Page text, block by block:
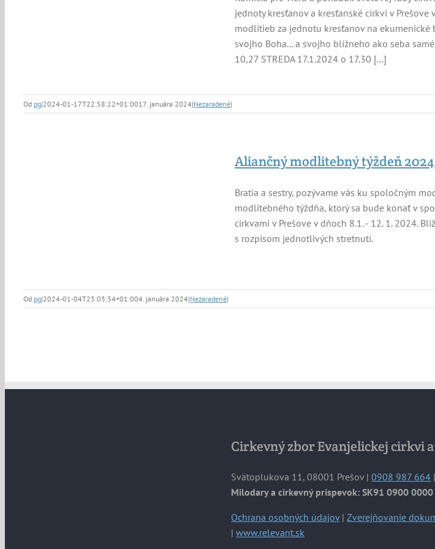
jednoty kresťanov a kresťanské cirkvi v Prešove
modlitieb za jednotu kresťanov na ekumenické
svojho Boha... a svojho blížneho ako seba
10,27 STREDA 17.1.2024 o 17.30 [...]
Od pg|2024-01-17T22:58:22+01:0017. januára 2024|Nezaradené|
Aliančný modlitebný týždeň 2024
Bratia a sestry, pozývame vás ku spoločným
modlitebného týždňa, ktorý sa bude konať v
cirkvami v Prešove v dňoch 8.1. - 12. 1. 2024.
s rozpisom jednotlivých stretnutí.
Od pg|2024-01-04T23:03:34+01:004. januára 2024|Nezaradené|
Cirkevný zbor Evanjelickej cirkvi
Svätoplukova 11, 08001 Prešov |0908 987 664
Milodary a cirkevný príspevok: SK91 0900
Ochrana osobných údajov|Zverejňovanie
|www.relevant.sk